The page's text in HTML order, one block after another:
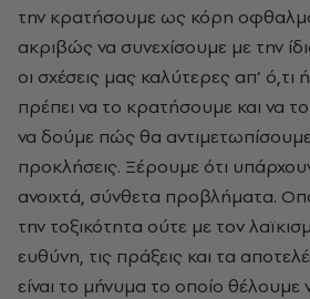
την κρατήσουμε ως κόρη
ακριβώς να συνεχίσουμε με την
οι σχέσεις μας καλύτερες απ’ ό,τι
πρέπει να το κρατήσουμε και να το
να δούμε πώς θα
προκλήσεις. Ξέρουμε ότι
ανοιχτά, σύνθετα προβλήματα.
την τοξικότητα ούτε με τον
ευθύνη, τις πράξεις και τα
είναι το μήνυμα το οποίο